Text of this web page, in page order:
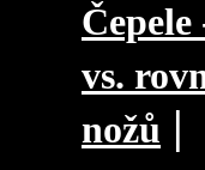
vs.
nožů |